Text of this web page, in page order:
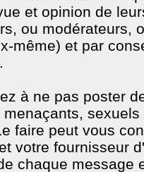
et opinion de
ou modérateurs,
même) et par
à ne pas poster
faire peut vous
votre fournisseur
chaque message